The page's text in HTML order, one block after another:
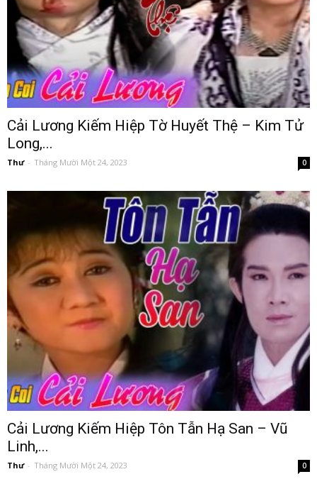
Cải Lương Kiếm Hiệp Tờ Huyết Thệ – Kim Tử
Long,...
Thư - Tháng Mười Một 24, 2023 0
Cải Lương Kiếm Hiệp Tôn Tẫn Hạ San – Vũ
Linh,...
Thư - Tháng Mười Một 24, 2023 0